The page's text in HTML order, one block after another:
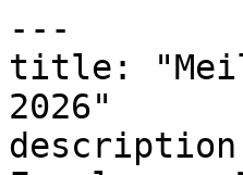
---
title:
2026"